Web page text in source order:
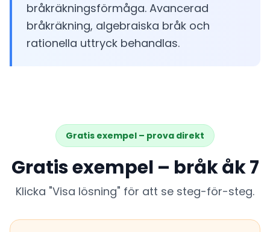
bråkräkningsförmåga. Avancerad
bråkräkning, algebraiska bråk och
rationella uttryck behandlas.
Gratis exempel – prova direkt
Gratis exempel – bråk åk 7
Klicka "Visa lösning" för att se steg-för-steg.